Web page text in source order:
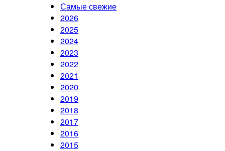
Самые свежие
2026
2025
2024
2023
2022
2021
2020
2019
2018
2017
2016
2015